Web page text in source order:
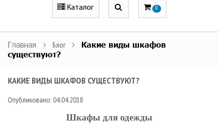
Каталог 0
Главная Блог
Какие виды шкафов
существуют?
КАКИЕ ВИДЫ ШКАФОВ СУЩЕСТВУЮТ?
Опубликовано: 04.04.2018
Шкафы для одежды